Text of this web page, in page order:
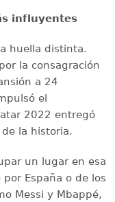
influyentes
huella distinta.
la consagración
a 24
el
2022 entregó
la historia.
un lugar en esa
España o de los
Messi y Mbappé,